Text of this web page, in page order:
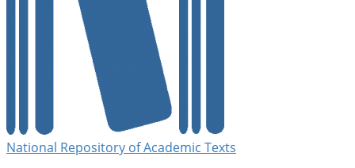
National Repository of Academic Texts